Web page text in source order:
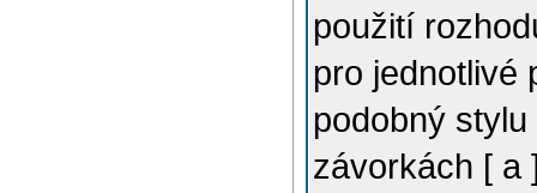
použití
pro jednotlivé
podobný
závorkách [ a